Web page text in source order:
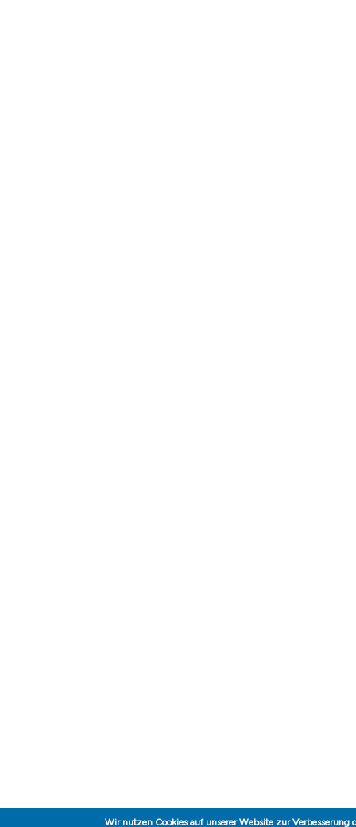
Wir nutzen Cookies auf unserer Website zur Verbesserung